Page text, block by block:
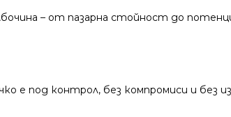
– от пазарна стойност до
е под контрол, без компромиси и без